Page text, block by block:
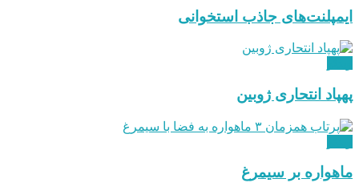
ایمپلنت‌های جاذب استخوانی
پهپاد انتحاری ژوبین
ماهواره بر سیمرغ